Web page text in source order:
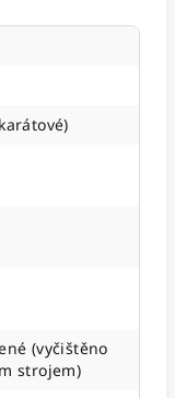
(vyčištěno
strojem)